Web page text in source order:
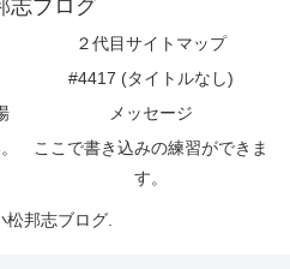
志ブログ
２代目サイトマップ
#4417 (タイトルなし)
メッセージ
ここで書き込みの練習ができま
す。
邦志ブログ.